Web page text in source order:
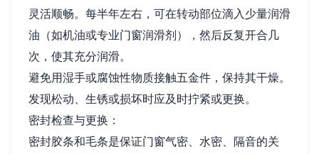
灵活顺畅。每半年左右，可在转动部位滴入少量润滑
油（如机油或专业门窗润滑剂），然后反复开合几
次，使其充分润滑。
避免用湿手或腐蚀性物质接触五金件，保持其干燥。
发现松动、生锈或损坏时应及时拧紧或更换。
密封检查与更换：
密封胶条和毛条是保证门窗气密、水密、隔音的关